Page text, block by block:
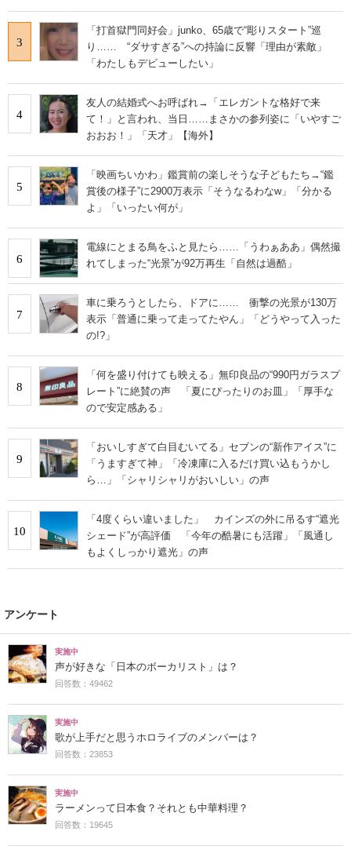
3
「打首獄門同好会」junko、65歳で“彫りスタート”巡
り…… “ダサすぎる”への持論に反響「理由が素敵」
「わたしもデビューしたい」
4
友人の結婚式へお呼ばれ→「エレガントな格好で来
て！」と言われ、当日……まさかの参列姿に「いやすご
おおお！」「天才」【海外】
5
「映画ちいかわ」鑑賞前の楽しそうな子どもたち→“鑑
賞後の様子”に2900万表示「そうなるわなw」「分かる
よ」「いったい何が」
6
電線にとまる鳥をふと見たら……「うわぁああ」偶然撮
れてしまった“光景”が92万再生「自然は過酷」
7
車に乗ろうとしたら、ドアに…… 衝撃の光景が130万
表示「普通に乗って走ってたやん」「どうやって入った
の!?」
8
「何を盛り付けても映える」無印良品の“990円ガラスプ
レート”に絶賛の声 「夏にぴったりのお皿」「厚手な
ので安定感ある」
9
「おいしすぎて白目むいてる」セブンの“新作アイス”に
「うますぎて神」「冷凍庫に入るだけ買い込もうかし
ら…」「シャリシャリがおいしい」の声
10
「4度くらい違いました」 カインズの外に吊るす“遮光
シェード”が高評価 「今年の酷暑にも活躍」「風通し
もよくしっかり遮光」の声
アンケート
実施中
声が好きな「日本のボーカリスト」は？
回答数：49462
実施中
歌が上手だと思うホロライブのメンバーは？
回答数：23853
実施中
ラーメンって日本食？それとも中華料理？
回答数：19645